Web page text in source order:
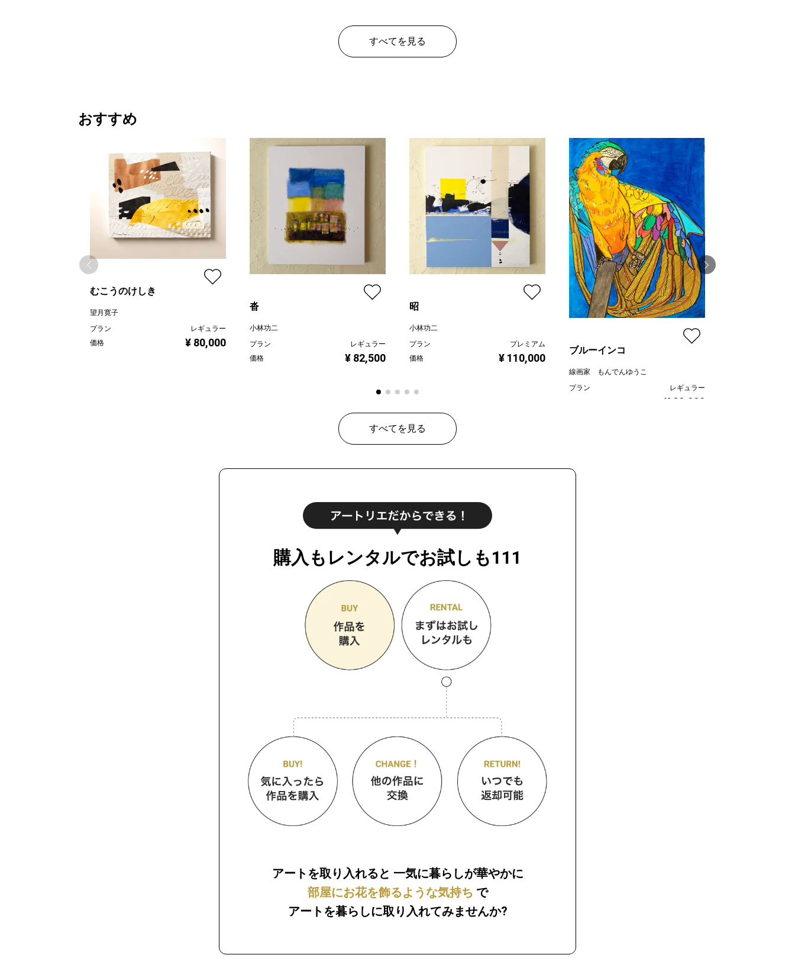
すべてを見る
おすすめ
むこうのけしき
望月寛子
プラン
レギュラー
価格
¥ 80,000
沓
小林功二
プラン
レギュラー
価格
¥ 82,500
昭
小林功二
プラン
プレミアム
価格
¥ 110,000
ブルーインコ
線画家 もんでんゆうこ
プラン
レギュラー
¥ 80,000
すべてを見る
購入もレンタルでお試しも111
アートを取り入れると 一気に暮らしが華やかに
部屋にお花を飾るような気持ち で
アートを暮らしに取り入れてみませんか?